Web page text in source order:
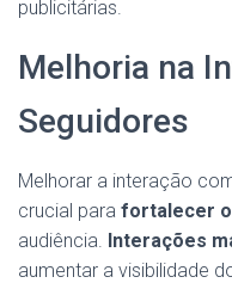
publicitárias.
Melhoria na
Seguidores
Melhorar a interação
crucial para fortalecer
audiência. Interações
aumentar a visibilidade